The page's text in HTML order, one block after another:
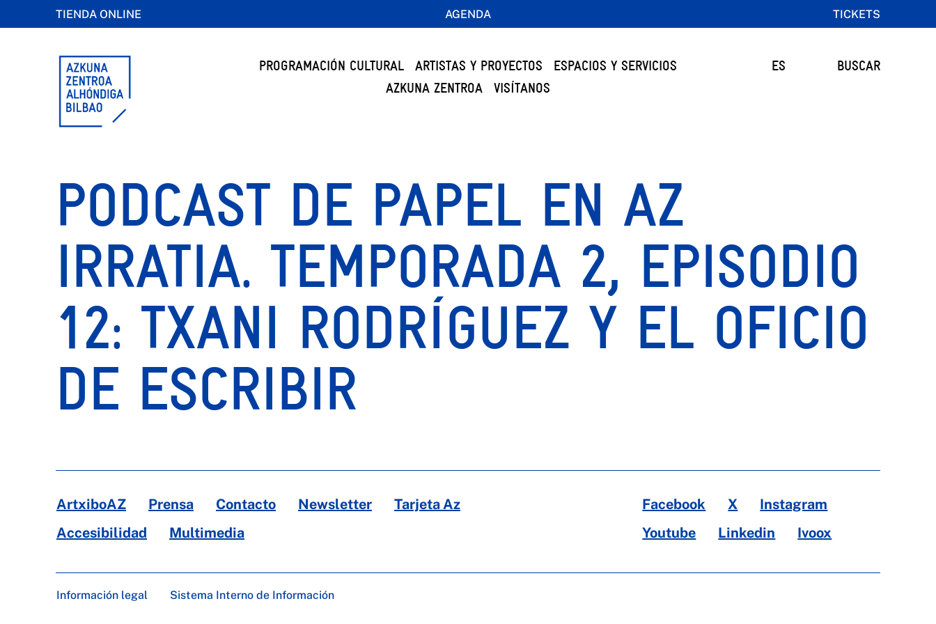
TIENDA ONLINE AGENDA TICKETS
PROGRAMACIÓN CULTURAL ARTISTAS Y PROYECTOS
ESPACIOS Y SERVICIOS
AZKUNA ZENTROA
VISÍTANOS
ES BUSCAR
PODCAST DE PAPEL EN AZ
IRRATIA. TEMPORADA 2, EPISODIO
12: TXANI RODRÍGUEZ Y EL OFICIO
DE ESCRIBIR
ArtxiboAZ Prensa Contacto Newsletter
Tarjeta Az
Accesibilidad
Multimedia
Facebook X
Instagram
Youtube
Linkedin Ivoox
Información legal Sistema Interno de Información